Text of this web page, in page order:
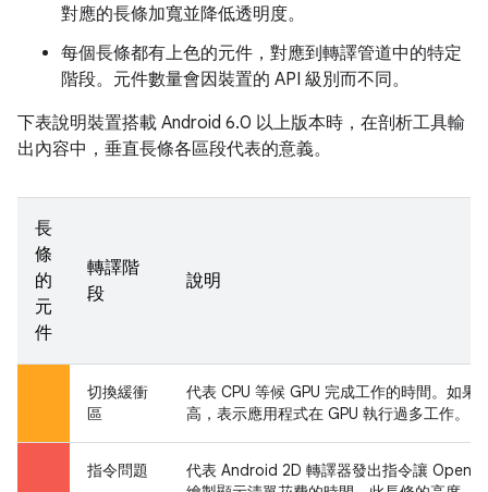
對應的長條加寬並降低透明度。
每個長條都有上色的元件，對應到轉譯管道中的特定
階段。元件數量會因裝置的 API 級別而不同。
下表說明裝置搭載 Android 6.0 以上版本時，在剖析工具輸
出內容中，垂直長條各區段代表的意義。
長
條
的
元
件
轉譯階
段
說明
切換緩衝
區
代表 CPU 等候 GPU 完成工作的時間。如果
高，表示應用程式在 GPU 執行過多工作。
指令問題
代表 Android 2D 轉譯器發出指令讓